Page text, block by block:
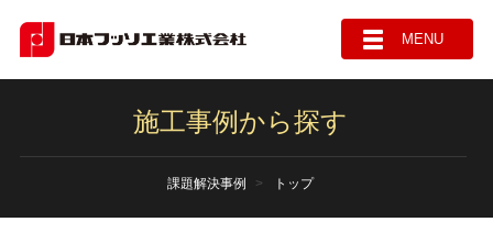
MENU
施工事例から探す
課題解決事例 トップ